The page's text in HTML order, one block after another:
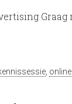
Graag